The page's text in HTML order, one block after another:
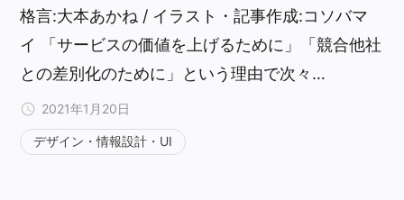
格言:大本あかね / イラスト・記事作成:コソバマ
イ 「サービスの価値を上げるために」「競合他社
との差別化のために」という理由で次々…
2021年1月20日
デザイン・情報設計・UI